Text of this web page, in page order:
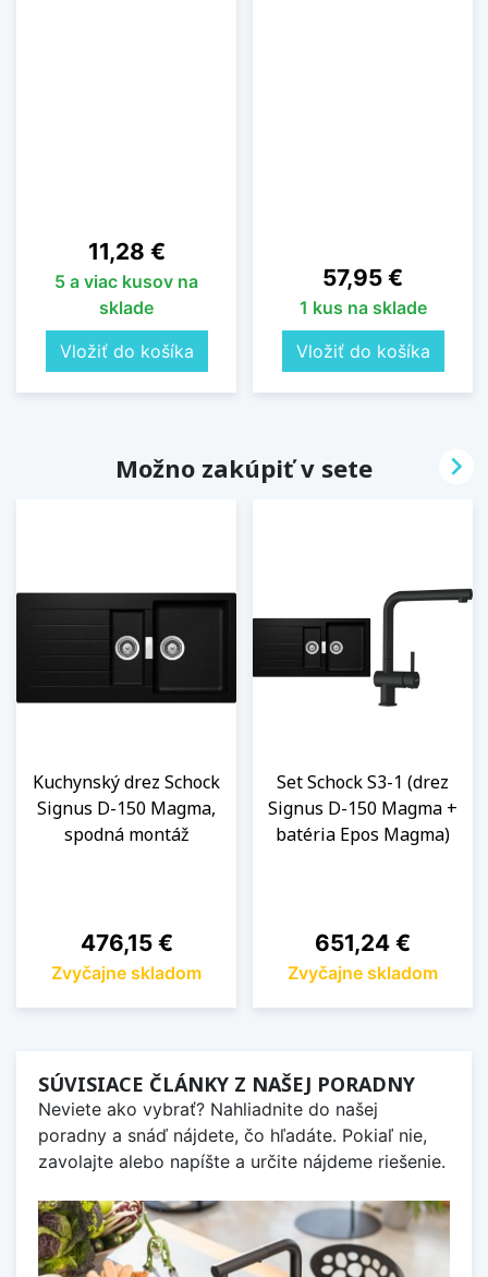
Cena
11,28 €
5 a viac kusov na
sklade
Vložiť do košíka
Cena
57,95 €
1 kus na sklade
Vložiť do košíka
Možno zakúpiť v sete
Kuchynský drez Schock
Signus D-150 Magma,
spodná montáž
Cena
476,15 €
Zvyčajne skladom
Set Schock S3-1 (drez
Signus D-150 Magma +
batéria Epos Magma)
Cena
651,24 €
Zvyčajne skladom

SÚVISIACE ČLÁNKY Z NAŠEJ PORADNY
Neviete ako vybrať? Nahliadnite do našej
poradny a snáď nájdete, čo hľadáte. Pokiaľ nie,
zavolajte alebo napíšte a určite nájdeme riešenie.